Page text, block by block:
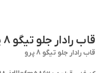
قاب رادار جلو تیگو 8 پرو
قاب رادار جلو تیگو 8 پرو